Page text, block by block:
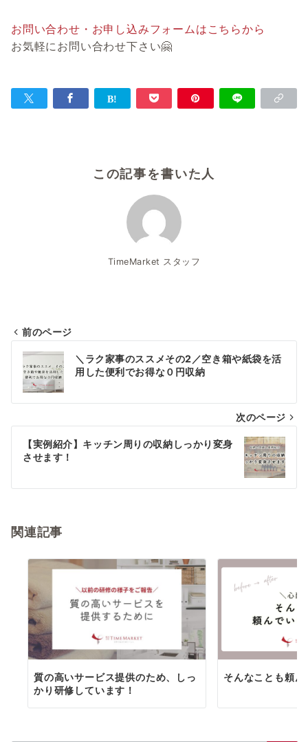
お問い合わせ・お申し込みフォームはこちらから
お気軽にお問い合わせ下さい🤗
この記事を書いた人
TimeMarket スタッフ
投
稿
ナ
ビ
シ
ン
前のページ
＼ラク家事のススメその2／空き箱や紙袋を活
用した便利でお得な０円収納
次のページ
【実例紹介】キッチン周りの収納しっかり変身
させます！
関連記事
質の高いサービス提供のため、しっ
かり研修しています！
そんなことも頼